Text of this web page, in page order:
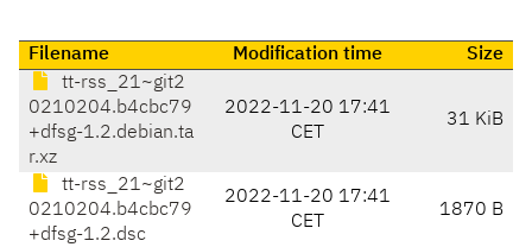
Filename Modification time
Size
tt-rss_21~git2
0210204.b4cbc79
+dfsg-1.2.debian.ta
r.xz
2022-11-20 17:41
CET
31 KiB
tt-rss_21~git2
0210204.b4cbc79
+dfsg-1.2.dsc
2022-11-20 17:41
CET
1870 B